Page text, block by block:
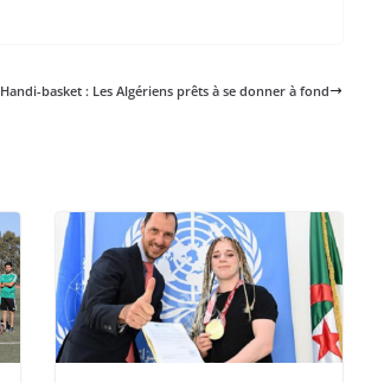
Handi-basket : Les Algériens prêts à se donner à fond